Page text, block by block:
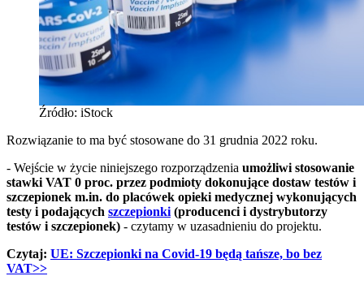
Źródło: iStock
Rozwiązanie to ma być stosowane do 31 grudnia 2022 roku.
- Wejście w życie niniejszego rozporządzenia umożliwi stosowanie
stawki VAT 0 proc. przez podmioty dokonujące dostaw testów i
szczepionek m.in. do placówek opieki medycznej wykonujących
testy i podających szczepionki (producenci i dystrybutorzy
testów i szczepionek) - czytamy w uzasadnieniu do projektu.
Czytaj: UE: Szczepionki na Covid-19 będą tańsze, bo bez
VAT>>